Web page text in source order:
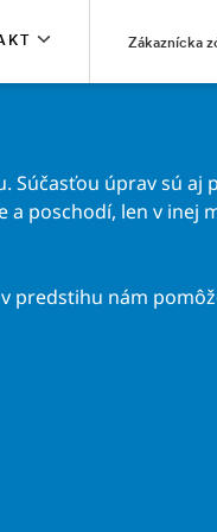
Zákaznícka
Súčasťou úprav sú aj
a poschodí, len v inej
predstihu nám